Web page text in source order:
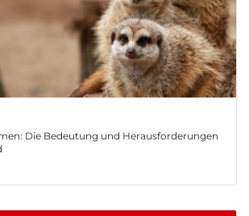
Die Bedeutung und Herausforderungen